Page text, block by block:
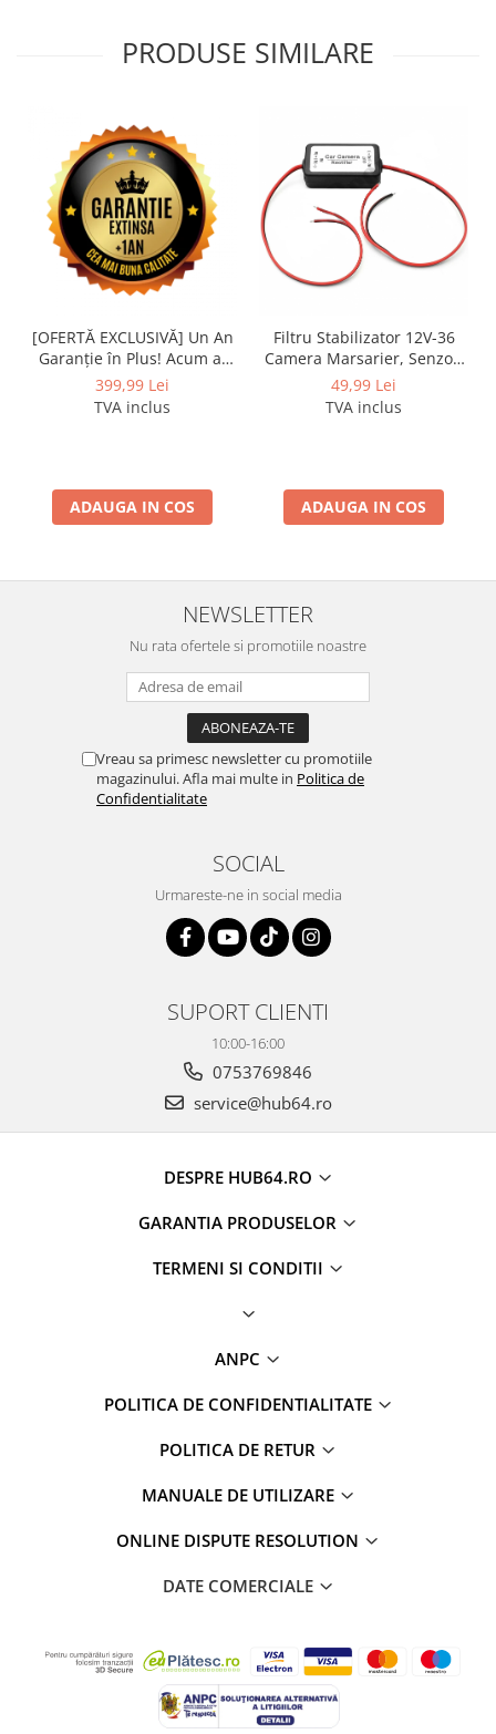
PRODUSE SIMILARE
[OFERTĂ EXCLUSIVĂ] Un An
Garanție în Plus! Acum ai
protecție extinsă pentru
sistemele Android!
399,99 Lei
TVA inclus
ADAUGA IN COS
Filtru Stabilizator 12V-36
Camera Marsarier, Senzori
Auto Deparazitare - AD-
BGCFILTER
49,99 Lei
TVA inclus
ADAUGA IN COS
NEWSLETTER
Nu rata ofertele si promotiile noastre
Vreau sa primesc newsletter cu promotiile
magazinului. Afla mai multe in Politica de
Confidentialitate
SOCIAL
Urmareste-ne in social media
SUPORT CLIENTI
10:00-16:00
0753769846
service@hub64.ro
DESPRE HUB64.RO
GARANTIA PRODUSELOR
TERMENI SI CONDITII
ANPC
POLITICA DE CONFIDENTIALITATE
POLITICA DE RETUR
MANUALE DE UTILIZARE
ONLINE DISPUTE RESOLUTION
DATE COMERCIALE